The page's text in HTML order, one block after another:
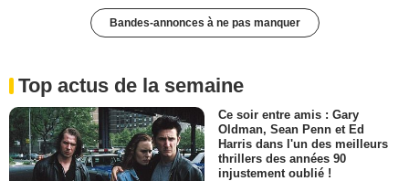
Bandes-annonces à ne pas manquer
Top actus de la semaine
Ce soir entre amis : Gary
Oldman, Sean Penn et Ed
Harris dans l'un des meilleurs
thrillers des années 90
injustement oublié !